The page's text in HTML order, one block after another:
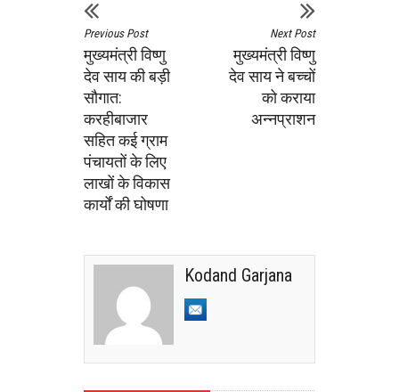
Previous Post
मुख्यमंत्री विष्णु
देव साय की बड़ी
सौगात:
करहीबाजार
सहित कई ग्राम
पंचायतों के लिए
लाखों के विकास
कार्यों की घोषणा
Next Post
मुख्यमंत्री विष्णु
देव साय ने बच्चों
को कराया
अन्नप्राशन
Kodand Garjana